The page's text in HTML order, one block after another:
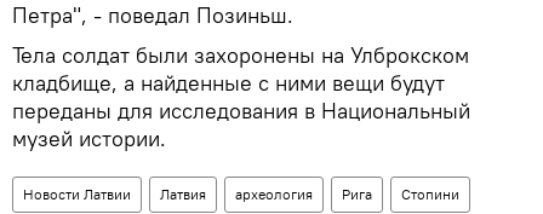
Петра", - поведал Позиньш.
Тела солдат были захоронены на Улброкском
кладбище, а найденные с ними вещи будут
переданы для исследования в Национальный
музей истории.
Новости Латвии Латвия археология Рига Стопини